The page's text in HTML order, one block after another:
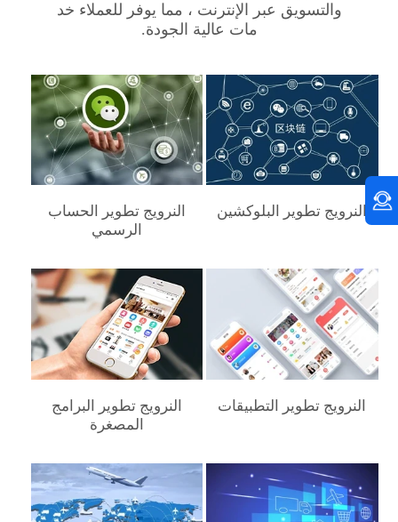
والتسويق عبر الإنترنت ، مما يوفر للعملاء خد
مات عالية الجودة.
النرويج‎ تطوير البلوكشين
النرويج‎ تطوير الحساب
الرسمي
النرويج‎ تطوير التطبيقات
النرويج‎ تطوير البرامج
المصغرة